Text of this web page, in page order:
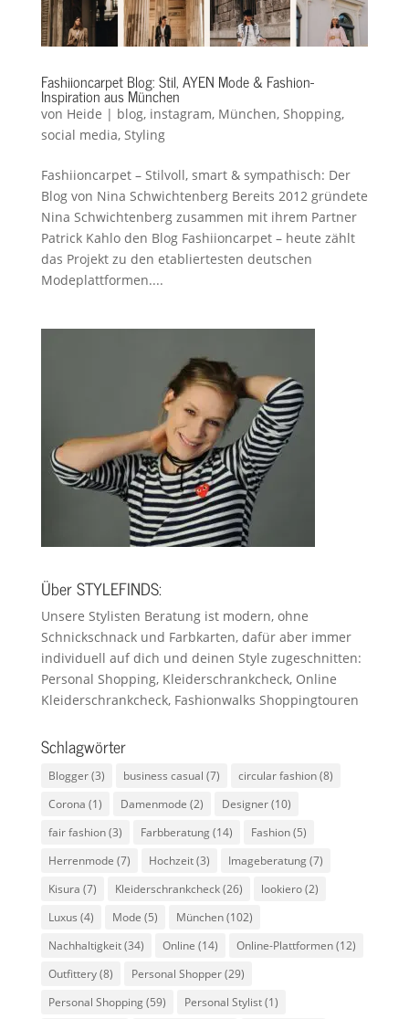
Fashiioncarpet Blog: Stil, AYEN Mode & Fashion-
Inspiration aus München
von Heide | blog, instagram, München, Shopping,
social media, Styling
Fashiioncarpet – Stilvoll, smart & sympathisch: Der
Blog von Nina Schwichtenberg Bereits 2012 gründete
Nina Schwichtenberg zusammen mit ihrem Partner
Patrick Kahlo den Blog Fashiioncarpet – heute zählt
das Projekt zu den etabliertesten deutschen
Modeplattformen....
Über STYLEFINDS:
Unsere Stylisten Beratung ist modern, ohne
Schnickschnack und Farbkarten, dafür aber immer
individuell auf dich und deinen Style zugeschnitten:
Personal Shopping, Kleiderschrankcheck, Online
Kleiderschrankcheck, Fashionwalks Shoppingtouren
Schlagwörter
Blogger(3) business casual (7) circular fashion(8)
Corona (1) Damenmode (2) Designer(10)
fair fashion(3) Farbberatung(14) Fashion(5)
Herrenmode (7) Hochzeit(3) Imageberatung(7)
Kisura (7) Kleiderschrankcheck(26) lookiero(2)
Luxus (4) Mode (5) München(102)
Nachhaltigkeit(34) Online (14) Online-Plattformen(12)
Outfittery(8) Personal Shopper(29)
Personal Shopping(59) Personal Stylist(1)